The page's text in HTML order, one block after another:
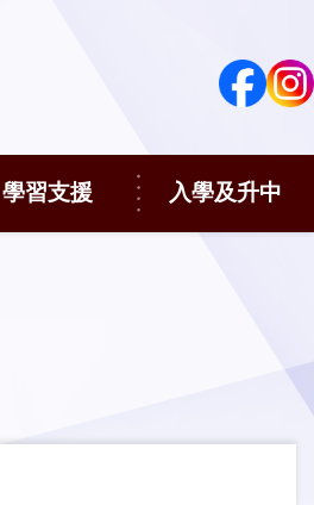
學習支援 入學及升中